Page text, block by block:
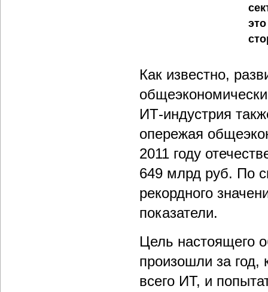
Как известно,
ИТ-индустрия
опережая
2011 году
649 млрд руб. По
рекордного
показатели.
Цель настоящего
произошли за год,
всего ИТ, и